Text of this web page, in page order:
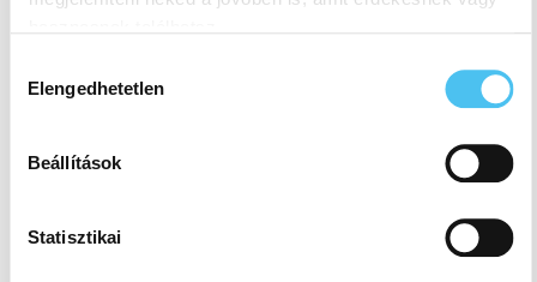
Ennek a biztosításához
arra kérünk, hogy engedd meg
Természetesen
soha semmilyen formában nem fogunk visszaélni ezzel
és később bármikor megváltoztathatod a döntésed ezzel
kiválasztása
Elengedhetetlen
Beállítások
Statisztikai